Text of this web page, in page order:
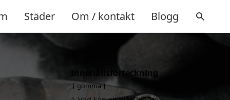
Städer Om / kontakt Blogg
Innehållsförteckning
gömma